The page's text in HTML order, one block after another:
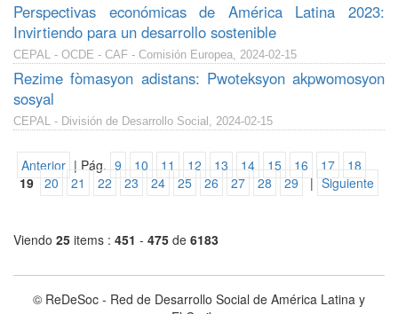
Perspectivas económicas de América Latina 2023:
Invirtiendo para un desarrollo sostenible
CEPAL - OCDE - CAF - Comisión Europea, 2024-02-15
Rezime fòmasyon adistans: Pwoteksyon akpwomosyon
sosyal
CEPAL - División de Desarrollo Social, 2024-02-15
Anterior | Pág. 9 10 11 12 13 14 15 16 17
18
19 20 21 22 23 24 25 26 27 28 29 | Siguiente
Viendo 25 items : 451 - 475 de 6183
© ReDeSoc - Red de Desarrollo Social de América Latina y